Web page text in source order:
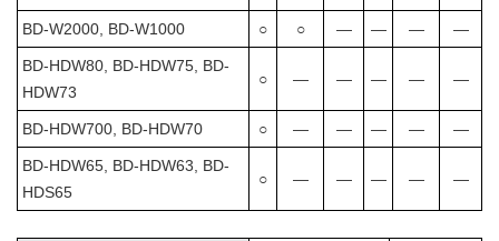
BD-W2000, BD-W1000 ○ ○ ― ― ― ―
BD-HDW80, BD-HDW75, BD-
HDW73
○ ― ― ― ― ―
BD-HDW700, BD-HDW70 ○ ― ― ― ― ―
BD-HDW65, BD-HDW63, BD-
HDS65
○ ― ― ― ― ―